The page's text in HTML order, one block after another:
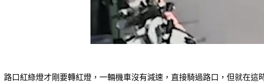
路口紅綠燈才剛要轉紅燈，一輛機車沒有減速，直接騎過路口，但就在